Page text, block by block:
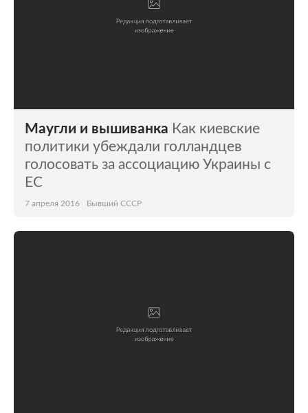
Маугли и вышиванка Как киевские
политики убеждали голландцев
голосовать за ассоциацию Украины с
ЕС
7 апреля 2016 Бывший СССР